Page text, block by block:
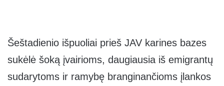
Šeštadienio išpuoliai prieš JAV karines bazes
sukėlė šoką įvairioms, daugiausia iš emigrantų
sudarytoms ir ramybę branginančioms įlankos